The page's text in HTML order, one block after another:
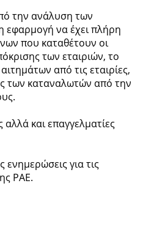
την ανάλυση των
εφαρμογή να έχει πλήρη
που καταθέτουν οι
των εταιριών, το
από τις εταιρίες,
των καταναλωτών από την
και επαγγελματίες
ενημερώσεις για τις
ΡΑΕ.